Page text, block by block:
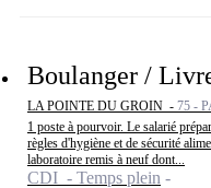
Boulanger /
LA POINTE DU GROIN - 75 -
1 poste à pourvoir. Le salarié
règles d'hygiène et de sécurité
laboratoire remis à neuf dont...
CDI - Temps plein